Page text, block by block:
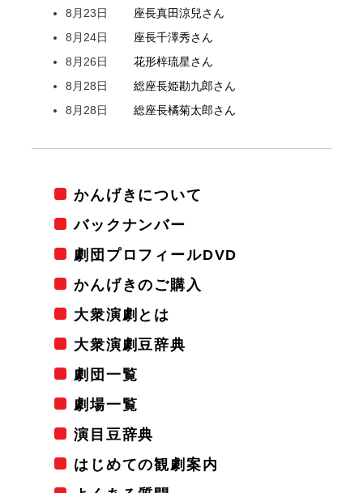
8月23日
座長真田涼兒さん
8月24日
座長千澤秀さん
8月26日
花形梓琉星さん
8月28日
総座長姫勘九郎さん
8月28日
総座長橘菊太郎さん
かんげきについて
バックナンバー
劇団プロフィールDVD
かんげきのご購入
大衆演劇とは
大衆演劇豆辞典
劇団一覧
劇場一覧
演目豆辞典
はじめての観劇案内